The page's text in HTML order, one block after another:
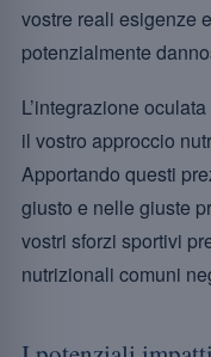
vostre reali esigenze
potenzialmente
L’integrazione
il vostro approccio
Apportando questi
giusto e nelle giuste
vostri sforzi sportivi
nutrizionali comuni